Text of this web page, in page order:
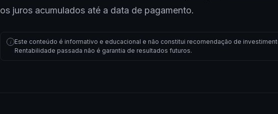
os juros acumulados até a data de pagamento.
i Este conteúdo é informativo e educacional e não constitui recomendação de
Rentabilidade passada não é garantia de resultados futuros.